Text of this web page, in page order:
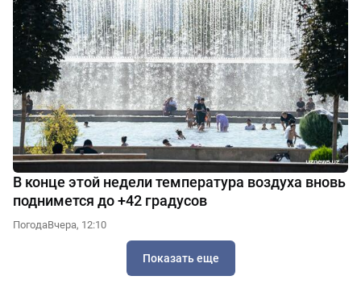
В конце этой недели температура воздуха вновь
поднимется до +42 градусов
ПогодаВчера, 12:10
Показать еще